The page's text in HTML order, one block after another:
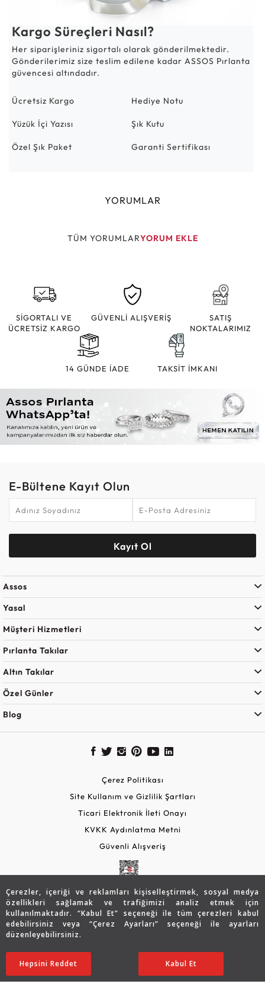
Çerezler, içeriği ve reklamları kişiselleştirmek, sosyal medya
özellikleri sağlamak ve trafiğimizi analiz etmek için
kullanılmaktadır. “Kabul Et” seçeneği ile tüm çerezleri kabul
edebilirsiniz veya “Çerez Ayarları” seçeneği ile ayarları
düzenleyebilirsiniz.
Ayarları Düzenle
Hepsini Reddet Kabul Et
48.016 TL
38.412TL SATIN ALIN
Kargo Süreçleri Nasıl?
Her siparişleriniz sigortalı olarak gönderilmektedir.
Gönderilerimiz size teslim edilene kadar ASSOS Pırlanta
güvencesi altındadır.
Ücretsiz Kargo Hediye Notu
Yüzük İçi Yazısı Şık Kutu
Özel Şık Paket Garanti Sertifikası
YORUMLAR
TÜM YORUMLARYORUM EKLE
SİGORTALI VE
ÜCRETSİZ KARGO
GÜVENLİ ALIŞVERİŞ
SATIŞ
NOKTALARIMIZ
14 GÜNDE İADE TAKSİT İMKANI
E-Bültene Kayıt Olun
Kayıt Ol
Assos
Yasal
Müşteri Hizmetleri
Pırlanta Takılar
Altın Takılar
Özel Günler
Blog
Çerez Politikası
Site Kullanım ve Gizlilik Şartları
Ticari Elektronik İleti Onayı
KVKK Aydınlatma Metni
Güvenli Alışveriş
Copyright © 2026 Assos Pırlanta - Bu sitenin tüm hakları